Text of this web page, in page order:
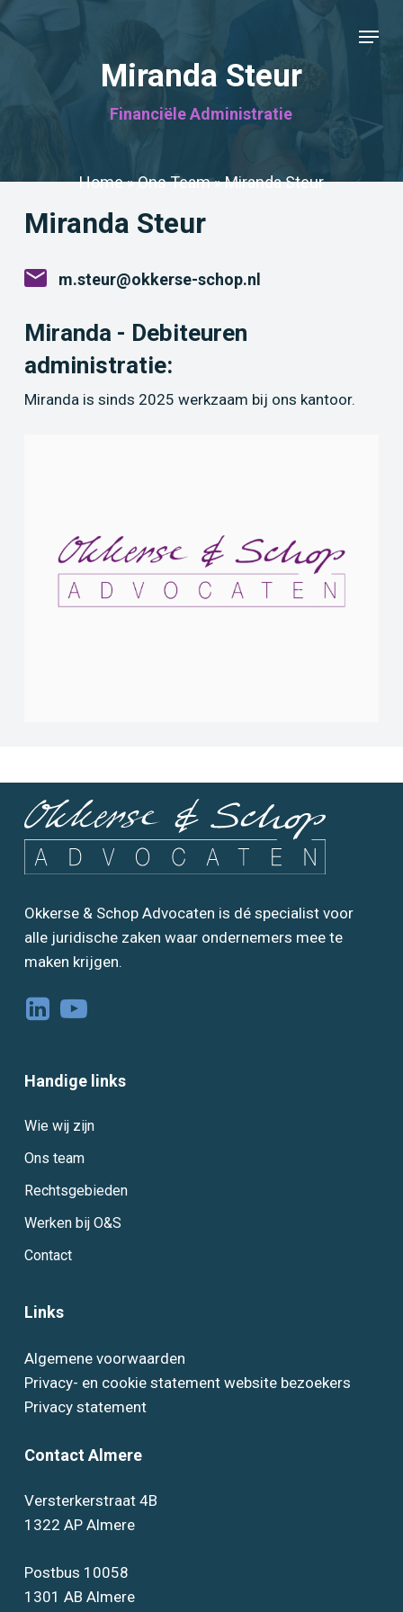
Skip
to
Menu
Miranda Steur
Financiële Administratie
Home»Ons Team»Miranda Steur
Miranda Steur
m.steur@okkerse-schop.nl
Miranda - Debiteuren
administratie:
Miranda is sinds 2025 werkzaam bij ons kantoor.
Okkerse & Schop Advocaten is dé specialist voor
alle juridische zaken waar ondernemers mee te
maken krijgen.
Handige links
Wie wij zijn
Ons team
Rechtsgebieden
Werken bij O&S
Contact
Links
Algemene voorwaarden
Privacy- en cookie statement website bezoekers
Privacy statement
Contact Almere
Versterkerstraat 4B
1322 AP Almere
Postbus 10058
1301 AB Almere